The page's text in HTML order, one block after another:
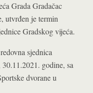
Grada Gradačac
utvrđen je termin
Gradskog vijeća.
sjednica
godine, sa
dvorane u